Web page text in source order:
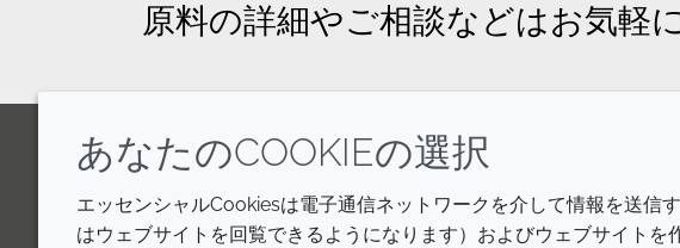
原料の詳細やご相談などはお気軽
LinkedInYoutubeLine
Annual Report
あなたのCOOKIEの選択
エッセンシャルCookiesは電子通信ネットワークを介して情報を送信
はウェブサイトを回覧できるようになります）およびウェブサイトを